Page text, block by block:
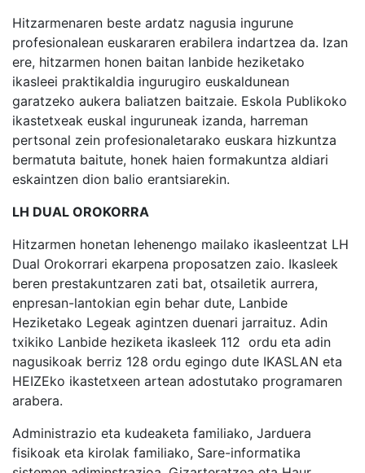
Hitzarmenaren beste ardatz nagusia ingurune
profesionalean euskararen erabilera indartzea da. Izan
ere, hitzarmen honen baitan lanbide heziketako
ikasleei praktikaldia ingurugiro euskaldunean
garatzeko aukera baliatzen baitzaie. Eskola Publikoko
ikastetxeak euskal inguruneak izanda, harreman
pertsonal zein profesionaletarako euskara hizkuntza
bermatuta baitute, honek haien formakuntza aldiari
eskaintzen dion balio erantsiarekin.
LH DUAL OROKORRA
Hitzarmen honetan lehenengo mailako ikasleentzat LH
Dual Orokorrari ekarpena proposatzen zaio. Ikasleek
beren prestakuntzaren zati bat, otsailetik aurrera,
enpresan-lantokian egin behar dute, Lanbide
Heziketako Legeak agintzen duenari jarraituz. Adin
txikiko Lanbide heziketa ikasleek 112 ordu eta adin
nagusikoak berriz 128 ordu egingo dute IKASLAN eta
HEIZEko ikastetxeen artean adostutako programaren
arabera.
Administrazio eta kudeaketa familiako, Jarduera
fisikoak eta kirolak familiako, Sare-informatika